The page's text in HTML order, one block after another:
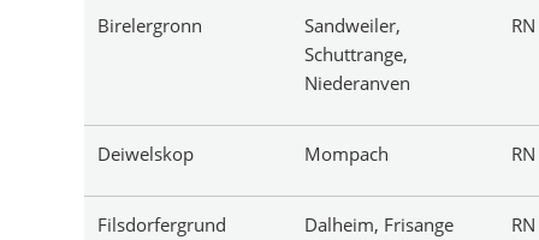
Birelergronn
Sandweiler,
Schuttrange,
Niederanven
RN
Deiwelskop Mompach RN
Filsdorfergrund Dalheim, Frisange RN